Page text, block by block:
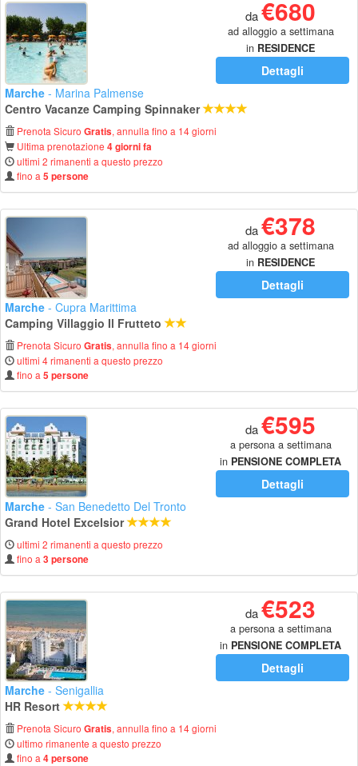
da€680
ad alloggio a settimana
in RESIDENCE
Dettagli
Marche - Marina Palmense
Centro Vacanze Camping Spinnaker
Prenota Sicuro Gratis, annulla fino a 14 giorni
Ultima prenotazione 4 giorni fa
ultimi 2 rimanenti a questo prezzo
fino a 5 persone
da€378
ad alloggio a settimana
in RESIDENCE
Dettagli
Marche - Cupra Marittima
Camping Villaggio Il Frutteto
Prenota Sicuro Gratis, annulla fino a 14 giorni
ultimi 4 rimanenti a questo prezzo
fino a 5 persone
da€595
a persona a settimana
in PENSIONE COMPLETA
Dettagli
Marche - San Benedetto Del Tronto
Grand Hotel Excelsior
ultimi 2 rimanenti a questo prezzo
fino a 3 persone
da€523
a persona a settimana
in PENSIONE COMPLETA
Dettagli
Marche - Senigallia
HR Resort
Prenota Sicuro Gratis, annulla fino a 14 giorni
ultimo rimanente a questo prezzo
fino a 4 persone